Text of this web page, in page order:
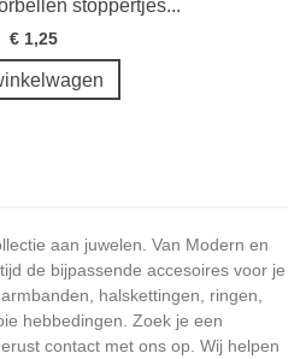
stoppertjes...
€ 1,25
aan juwelen. Van Modern en
de bijpassende accesoires voor je
halskettingen, ringen,
hebbedingen. Zoek je een
contact met ons op. Wij helpen